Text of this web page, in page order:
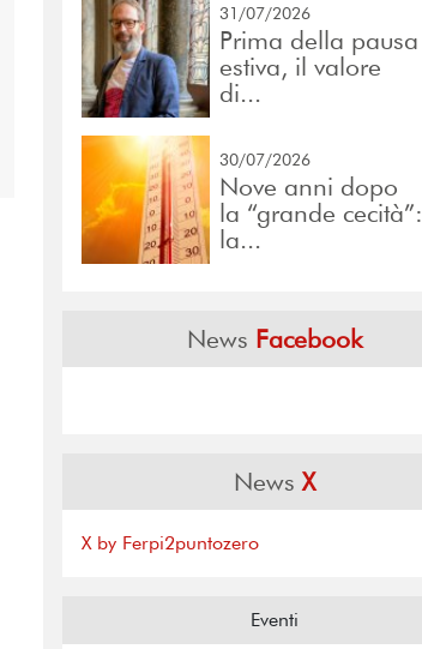
31/07/2026
Prima della pausa
estiva, il valore
di...
30/07/2026
Nove anni dopo
la “grande cecità”:
la...
News Facebook
NewsX
X by Ferpi2puntozero
Eventi